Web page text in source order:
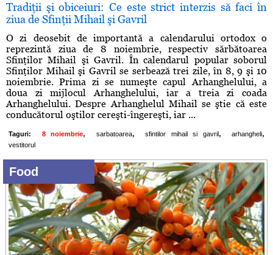
Tradiţii şi obiceiuri: Ce este strict interzis să faci în
ziua de Sfinţii Mihail şi Gavril
O zi deosebit de importantă a calendarului ortodox o
reprezintă ziua de 8 noiembrie, respectiv sărbătoarea
Sfinţilor Mihail şi Gavril. În calendarul popular soborul
Sfinţilor Mihail şi Gavril se serbează trei zile, în 8, 9 şi 10
noiembrie. Prima zi se numeşte capul Arhanghelului, a
doua zi mijlocul Arhanghelului, iar a treia zi coada
Arhanghelului. Despre Arhanghelul Mihail se ştie că este
conducătorul oştilor cereşti-îngereşti, iar ...
Taguri: 8 noiembrie, sarbatoarea, sfintilor mihail si gavril, arhangheli,
vestitorul
Food